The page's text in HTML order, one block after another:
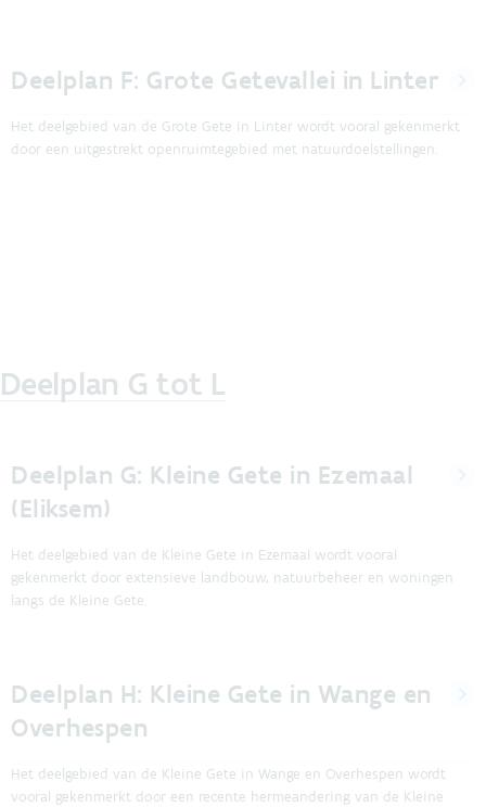
Deelplan F: Grote Getevallei in Linter
Het deelgebied van de Grote Gete in Linter wordt vooral gekenmerkt
door een uitgestrekt openruimtegebied met natuurdoelstellingen.
Deelplan G tot L
Deelplan G: Kleine Gete in Ezemaal
(Eliksem)
Het deelgebied van de Kleine Gete in Ezemaal wordt vooral
gekenmerkt door extensieve landbouw, natuurbeheer en woningen
langs de Kleine Gete.
Deelplan H: Kleine Gete in Wange en
Overhespen
Het deelgebied van de Kleine Gete in Wange en Overhespen wordt
vooral gekenmerkt door een recente hermeandering van de Kleine